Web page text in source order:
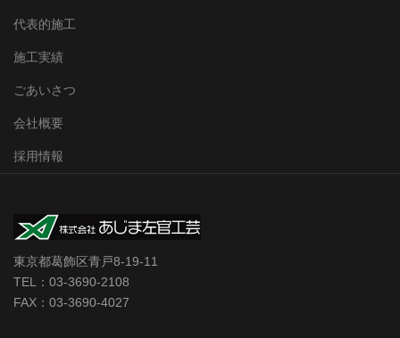
代表的施工
施工実績
ごあいさつ
会社概要
採用情報
東京都葛飾区青戸8-19-11
TEL：03-3690-2108
FAX：03-3690-4027